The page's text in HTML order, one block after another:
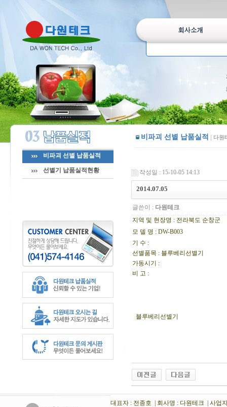
비파괴 선별 납품실적
선별기 납품실적현황
비파괴 선별 납품실적 다원
작성일 : 15-10-05 14:13
2014.07.05
글쓴이 : 다원테크
지역 및 현장명 : 전라북도 순창군
모 델 명 : DW-B003
기 수 :
선별품목 : 블루베리선별기
가동시기 :
비 고 :
블루베리선별기
대표자 : 전종호 | 회사명 : 다원테크 | 사업